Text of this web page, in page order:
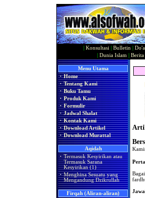
Konsultasi Bulletin Do'a
Dunia Islam Berita
Menu Utama
· Home
· Tentang Kami
· Buku Tamu
· Produk Kami
· Formulir
· Jadwal Shalat
· Kontak Kami
· Download Artikel
· Download Murattal
Aqidah
· Termasuk Kesyirikan atau
Termasuk Sarana
Kesyirikan (1)
· Menghina Sesuatu yang
Mengandung Dzikrullah
Firqah (Aliran-aliran)